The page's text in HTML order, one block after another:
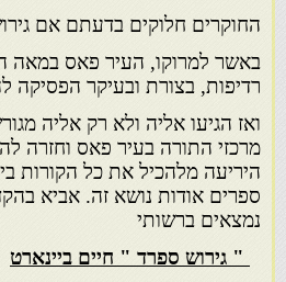
החוקרים חלוקים בדעתם אם
באשר למרוקו, העיר פאס במאה
רדיפות, בצורת ובעיקר הפסיקה
ואז הגיעו אליה ולא רק אליה
מרכזי התורה בעיר פאס וחזרה
היריעה מלהכיל את כל הקורות
ספרים אודות נושא זה. אביא
נמצאים ברשותי
" גירוש ספרד " חיים ביינארט